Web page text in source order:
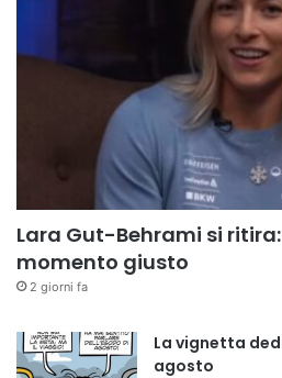
Lara Gut-Behrami si
momento giusto
2 giorni fa
La vignetta
agosto